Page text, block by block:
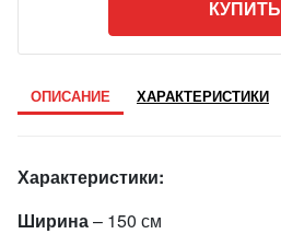
КУПИТЬ
ОПИСАНИЕ ХАРАКТЕРИСТИКИ
Характеристики:
Ширина– 150 см